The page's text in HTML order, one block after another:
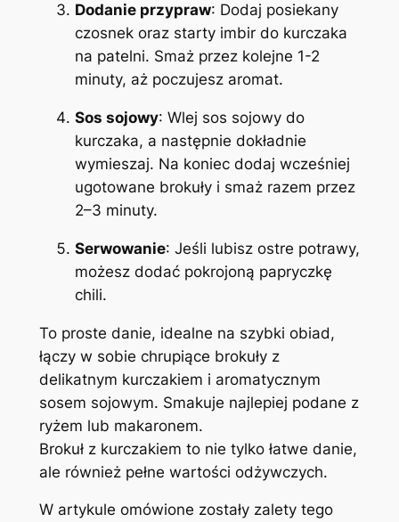
Dodanie przypraw: Dodaj posiekany
czosnek oraz starty imbir do kurczaka
na patelni. Smaż przez kolejne 1-2
minuty, aż poczujesz aromat.
Sos sojowy: Wlej sos sojowy do
kurczaka, a następnie dokładnie
wymieszaj. Na koniec dodaj wcześniej
ugotowane brokuły i smaż razem przez
2–3 minuty.
Serwowanie: Jeśli lubisz ostre potrawy,
możesz dodać pokrojoną papryczkę
chili.
To proste danie, idealne na szybki obiad,
łączy w sobie chrupiące brokuły z
delikatnym kurczakiem i aromatycznym
sosem sojowym. Smakuje najlepiej podane z
ryżem lub makaronem.
Brokuł z kurczakiem to nie tylko łatwe danie,
ale również pełne wartości odżywczych.
W artykule omówione zostały zalety tego